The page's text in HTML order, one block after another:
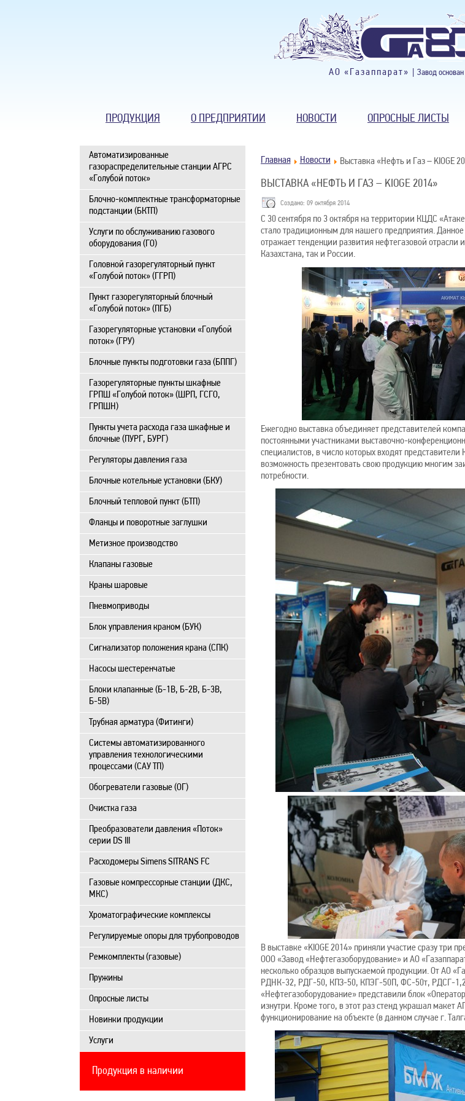
АО «Газаппарат» | Завод
ПРОДУКЦИЯ О ПРЕДПРИЯТИИ НОВОСТИ ОПРОСНЫЕ ЛИСТЫ
Автоматизированные
газораспределительные станции АГРС
«Голубой поток»
Блочно-комплектные трансформаторные
подстанции (БКТП)
Услуги по обслуживанию газового
оборудования (ГО)
Головной газорегуляторный пункт
«Голубой поток» (ГГРП)
Пункт газорегуляторный блочный
«Голубой поток» (ПГБ)
Газорегуляторные установки «Голубой
поток» (ГРУ)
Блочные пункты подготовки газа (БППГ)
Газорегуляторные пункты шкафные
ГРПШ «Голубой поток» (ШРП, ГСГО,
ГРПШН)
Пункты учета расхода газа шкафные и
блочные (ПУРГ, БУРГ)
Регуляторы давления газа
Блочные котельные установки (БКУ)
Блочный тепловой пункт (БТП)
Фланцы и поворотные заглушки
Метизное производство
Клапаны газовые
Краны шаровые
Пневмоприводы
Блок управления краном (БУК)
Сигнализатор положения крана (СПК)
Насосы шестеренчатые
Блоки клапанные (Б-1В, Б-2В, Б-3В,
Б-5В)
Трубная арматура (Фитинги)
Системы автоматизированного
управления технологическими
процессами (САУ ТП)
Обогреватели газовые (ОГ)
Очистка газа
Преобразователи давления «Поток»
серии DS III
Расходомеры Simens SITRANS FC
Газовые компрессорные станции (ДКС,
МКС)
Хроматографические комплексы
Регулируемые опоры для трубопроводов
Ремкомплекты (газовые)
Пружины
Опросные листы
Новинки продукции
Услуги
Продукция в наличии
Главная Новости Выставка «Нефть и Газ – KIOGE
ВЫСТАВКА «НЕФТЬ И ГАЗ – KIOGE 2014»
Создано: 09 октября 2014
С 30 сентября по 3 октября на территории КЦДС
стало традиционным для нашего предприятия.
отражает тенденции развития нефтегазовой отрасли
Казахстана, так и России.
Ежегодно выставка объединяет представителей
постоянными участниками выставочно-
специалистов, в число которых входят
возможность презентовать свою продукцию многим
потребности.
В выставке «KIOGE 2014» приняли участие сразу
ООО «Завод «Нефтегазоборудование» и АО
несколько образцов выпускаемой продукции. От АО
РДНК-32, РДГ-50, КПЗ-50, КПЭГ-50П, ФС-50т, РДСГ-
«Нефтегазоборудование» представили блок
изнутри. Кроме того, в этот раз стенд украшал
функционирование на объекте (в данном случае г.